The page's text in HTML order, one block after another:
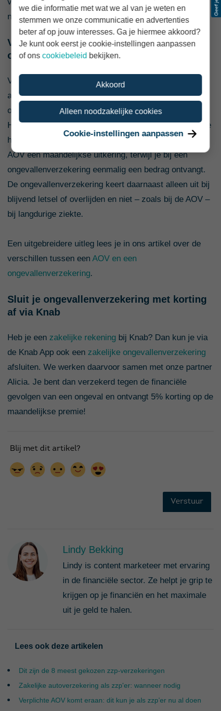
nabestaanden een vast bedrag.
Verschil tussen een AOV en een
ongevallenverzekering
Vraag je je af wat het verschil is tussen een
arbeidsongeschiktheidsverzekering (AOV) en een
ongevallenverzekering? Dan ben je niet de enige.
Hoewel er overeenkomsten zijn, zijn het toch echt twee
hele verschillende verzekeringen. Zo krijg je bij een
AOV een maandelijkse uitkering, terwijl je bij een
ongevallenverzekering eenmalig een bedrag ontvangt.
De ongevallenverzekering keert daarnaast alleen uit bij
blijvend letsel of overlijden en niet – zoals bij de AOV –
bij langdurige ziekte.
Een uitgebreidere uitleg lees je in ons artikel over de
verschillen tussen een AOV en een
ongevallenverzekering.
Sluit je ongevallenverzekering met korting
af via Knab
Heb je een zakelijke rekening bij Knab? Dan kun je via
de Knab App ook een zakelijke ongevallenverzekering
afsluiten. We werken daarvoor samen met onze partner
Alicia. Je bent dan verzekerd tegen de financiële
gevolgen van een ongeval en ontvangt 5% korting op de
maandelijkse premie!
Lindy Bekking
Lindy is content marketeer met ervaring
in de financiële sector. Ze helpt je grip te
krijgen op je financiën en het maximale
uit je geld te halen.
Lees ook deze artikelen
Dit zijn de 8 meest gekozen zzp-verzekeringen
Zakelijke autoverzekering als zzp'er: wanneer nodig
Verplichte AOV komt eraan: dit kun je als zzp’er nu al doen
we die informatie met wat we al van je weten en
stemmen we onze communicatie en advertenties
beter af op jouw interesses. Ga je hiermee akkoord?
Je kunt ook eerst je cookie-instellingen aanpassen
of onscookiebeleid bekijken.
Akkoord
Alleen noodzakelijke cookies
Cookie-instellingen aanpassen